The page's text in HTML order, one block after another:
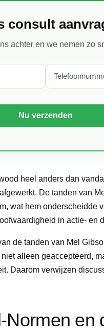
consult
achter en we nemen zo
heel anders dan
De tanden van
wat hem onderscheidde
in actie- en
de tanden van Mel
alleen geaccepteerd,
Daarom verwijzen
en